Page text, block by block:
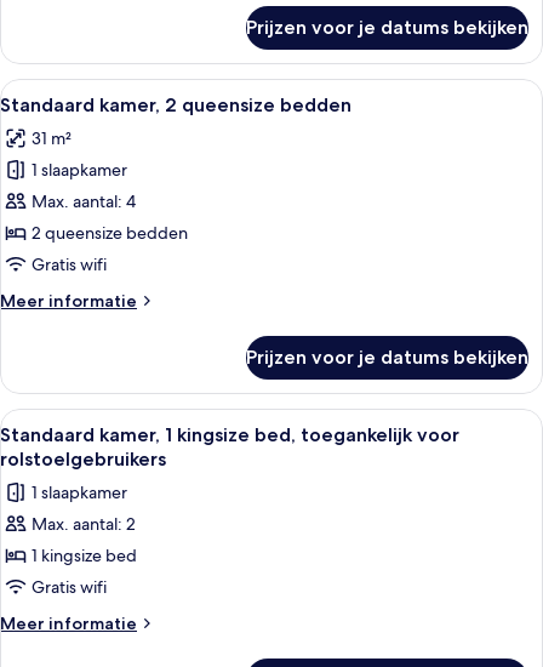
kamer,
kingsize
Prijzen voor je datums bekijken
Alle
foto's
voor
Standaard
kamer,
2
queensize
laden
Een hotelkamer met een bed,
7
Standaard kamer, 2 queensize bedden
31 m²
1 slaapkamer
Max. aantal: 4
2 queensize bedden
Gratis wifi
Meer informatie
Meer
kamer,
queensize
bedden
Prijzen voor je datums bekijken
Alle
foto's
voor
Standaard
kamer,
1
kingsize
bed,
Een hotelkamer met een bed,
5
Standaard kamer, 1 kingsize bed, toegankelijk voor
rolstoelgebruikers
1 slaapkamer
Max. aantal: 2
1 kingsize bed
Gratis wifi
Meer informatie
Meer